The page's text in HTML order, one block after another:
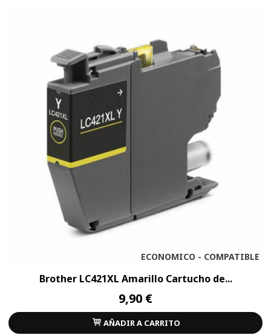
ECONOMICO - COMPATIBLE
Brother LC421XL Amarillo Cartucho de...
9,90 €
AÑADIR A CARRITO